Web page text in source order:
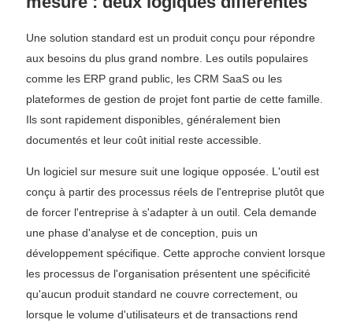
Une solution standard est un produit conçu pour répondre
aux besoins du plus grand nombre. Les outils populaires
comme les ERP grand public, les CRM SaaS ou les
plateformes de gestion de projet font partie de cette famille.
Ils sont rapidement disponibles, généralement bien
documentés et leur coût initial reste accessible.
Un logiciel sur mesure suit une logique opposée. L'outil est
conçu à partir des processus réels de l'entreprise plutôt que
de forcer l'entreprise à s'adapter à un outil. Cela demande
une phase d'analyse et de conception, puis un
développement spécifique. Cette approche convient lorsque
les processus de l'organisation présentent une spécificité
qu'aucun produit standard ne couvre correctement, ou
lorsque le volume d'utilisateurs et de transactions rend